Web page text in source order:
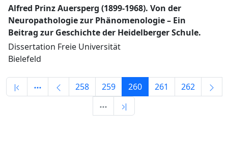
Alfred Prinz Auersperg (1899-1968). Von der
Neuropathologie zur Phänomenologie – Ein
Beitrag zur Geschichte der Heidelberger Schule.
Dissertation Freie Universität
Bielefeld
258 259 260 261 262